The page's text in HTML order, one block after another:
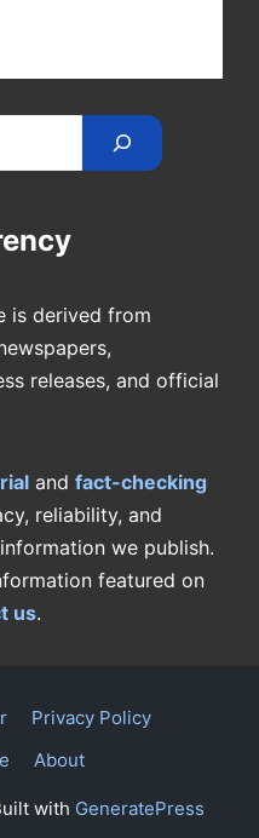
is derived from
releases, and official
and fact-checking
reliability, and
we publish.
featured on
us.
Privacy Policy
About
with GeneratePress